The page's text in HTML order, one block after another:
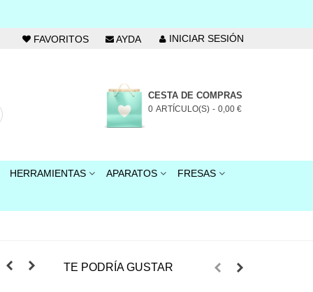
FAVORITOS AYDA INICIAR SESIÓN
CESTA DE COMPRAS
0 ARTÍCULO(S) - 0,00 €
HERRAMIENTAS APARATOS FRESAS
TE PODRÍA GUSTAR